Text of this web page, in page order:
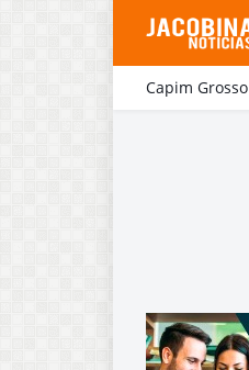
Capim Grosso